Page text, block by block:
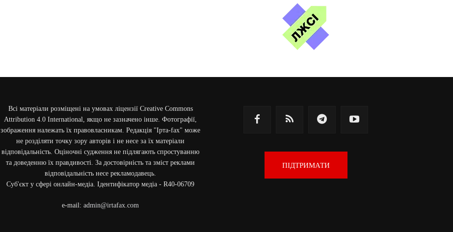
Всі матеріали розміщені на умовах ліцензії Creative Commons
Attribution 4.0 International, якщо не зазначено інше. Фотографії,
зображення належать їх правовласникам. Редакція "Ірта-fax" може
не розділяти точку зору авторів і не несе за їх матеріали
відповідальність. Оціночні судження не підлягають спростуванню
та доведенню їх правдивості. За достовірність та зміст реклами
відповідальність несе рекламодавець.
Cуб'єкт у сфері онлайн-медіа. Ідентифікатор медіа - R40-06709
e-mail: admin@irtafax.com
ПІДТРИМАТИ